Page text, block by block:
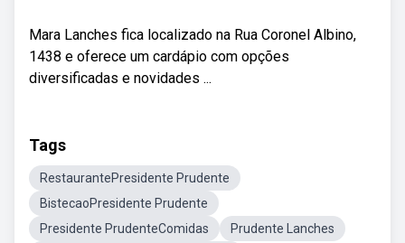
Mara Lanches fica localizado na Rua Coronel Albino,
1438 e oferece um cardápio com opções
diversificadas e novidades ...
Tags
RestaurantePresidente Prudente
BistecaoPresidente Prudente
Presidente PrudenteComidas
Prudente Lanches